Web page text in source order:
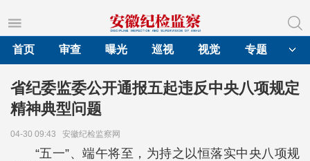
首页
审查 曝光 巡视 视觉 专题
省纪委监委公开通报五起违反中央八项规定
精神典型问题
04-30 09:43 安徽纪检监察网
“五一”、端午将至，为持之以恒落实中央八项规